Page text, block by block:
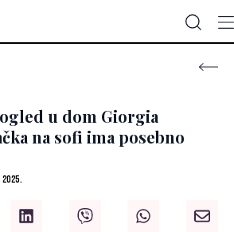
u dom Giorgia
na sofi ima posebno